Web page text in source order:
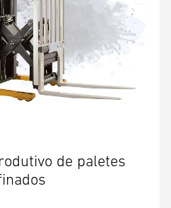
de paletes